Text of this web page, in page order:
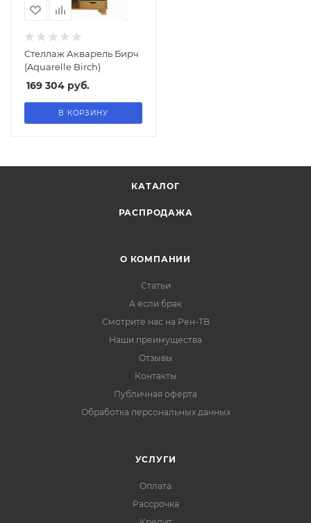
Стеллаж Акварель Бирч
(Aquarelle Birch)
169 304 руб.
В КОРЗИНУ
КАТАЛОГ
РАСПРОДАЖА
О КОМПАНИИ
Статьи
А если брак
Смотрите нас на Рен-ТВ
Наши преимущества
Отзывы
Контакты
Публичная оферта
Обработка персональных данных
УСЛУГИ
Оплата
Рассрочка